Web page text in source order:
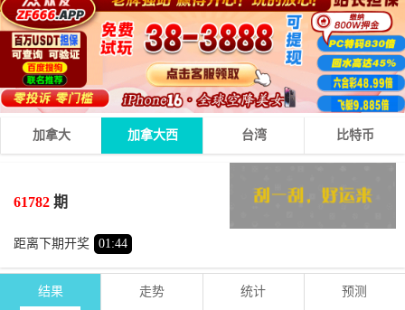
加拿大 加拿大西 台湾 比特币
61782 期
距离下期开奖 01:44
7 + 1 + 5 = 13
期号 号码
结果 走势 统计 预测